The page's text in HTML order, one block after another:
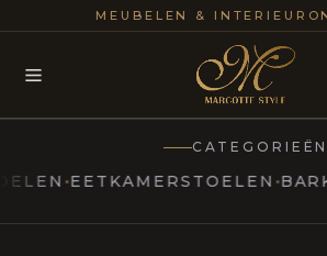
MEUBELEN &
CATEGORIEËN
EETKAMERSTOELEN